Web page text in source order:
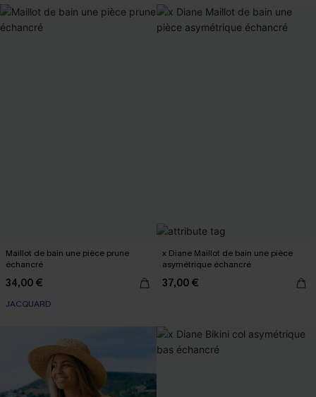
Maillot de bain une pièce prune
échancré
34,00 €
JACQUARD
x Diane Maillot de bain une pièce
asymétrique échancré
37,00 €